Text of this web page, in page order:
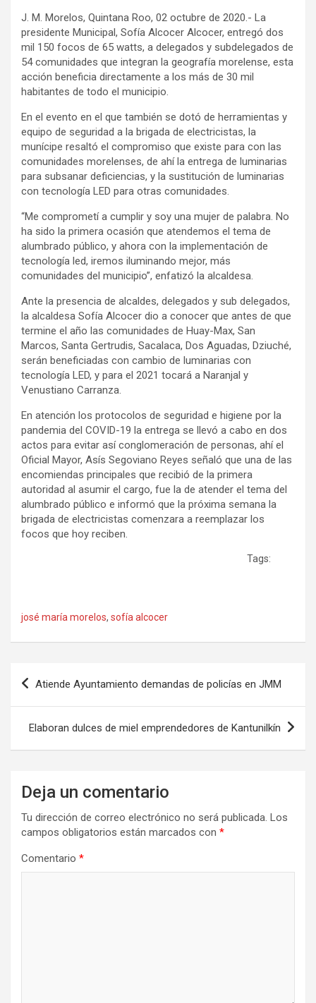
J. M. Morelos, Quintana Roo, 02 octubre de 2020.- La
presidente Municipal, Sofía Alcocer Alcocer, entregó dos
mil 150 focos de 65 watts, a delegados y subdelegados de
54 comunidades que integran la geografía morelense, esta
acción beneficia directamente a los más de 30 mil
habitantes de todo el municipio.
En el evento en el que también se dotó de herramientas y
equipo de seguridad a la brigada de electricistas, la
munícipe resaltó el compromiso que existe para con las
comunidades morelenses, de ahí la entrega de luminarias
para subsanar deficiencias, y la sustitución de luminarias
con tecnología LED para otras comunidades.
“Me comprometí a cumplir y soy una mujer de palabra. No
ha sido la primera ocasión que atendemos el tema de
alumbrado público, y ahora con la implementación de
tecnología led, iremos iluminando mejor, más
comunidades del municipio”, enfatizó la alcaldesa.
Ante la presencia de alcaldes, delegados y sub delegados,
la alcaldesa Sofía Alcocer dio a conocer que antes de que
termine el año las comunidades de Huay-Max, San
Marcos, Santa Gertrudis, Sacalaca, Dos Aguadas, Dziuché,
serán beneficiadas con cambio de luminarias con
tecnología LED, y para el 2021 tocará a Naranjal y
Venustiano Carranza.
En atención los protocolos de seguridad e higiene por la
pandemia del COVID-19 la entrega se llevó a cabo en dos
actos para evitar así conglomeración de personas, ahí el
Oficial Mayor, Asís Segoviano Reyes señaló que una de las
encomiendas principales que recibió de la primera
autoridad al asumir el cargo, fue la de atender el tema del
alumbrado público e informó que la próxima semana la
brigada de electricistas comenzara a reemplazar los
focos que hoy reciben.
Tags:
josé maría morelos, sofía alcocer
Navegación
entradas
Atiende Ayuntamiento demandas de policías en JMM
Elaboran dulces de miel emprendedores de Kantunilkín
Deja un comentario
Tu dirección de correo electrónico no será publicada. Los
campos obligatorios están marcados con *
Comentario *